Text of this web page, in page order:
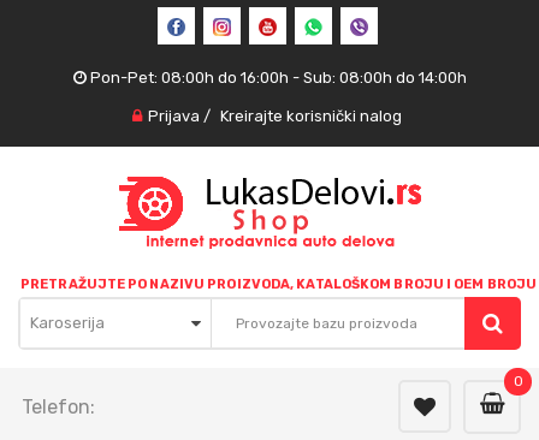
Pon-Pet: 08:00h do 16:00h - Sub: 08:00h do 14:00h
Prijava / Kreirajte korisnički nalog
PRETRAŽUJTE PO NAZIVU PROIZVODA, KATALOŠKOM BROJU I OEM BROJU
Karoserija
0
Telefon: